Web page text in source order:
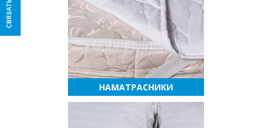
НАМАТРАСНИКИ